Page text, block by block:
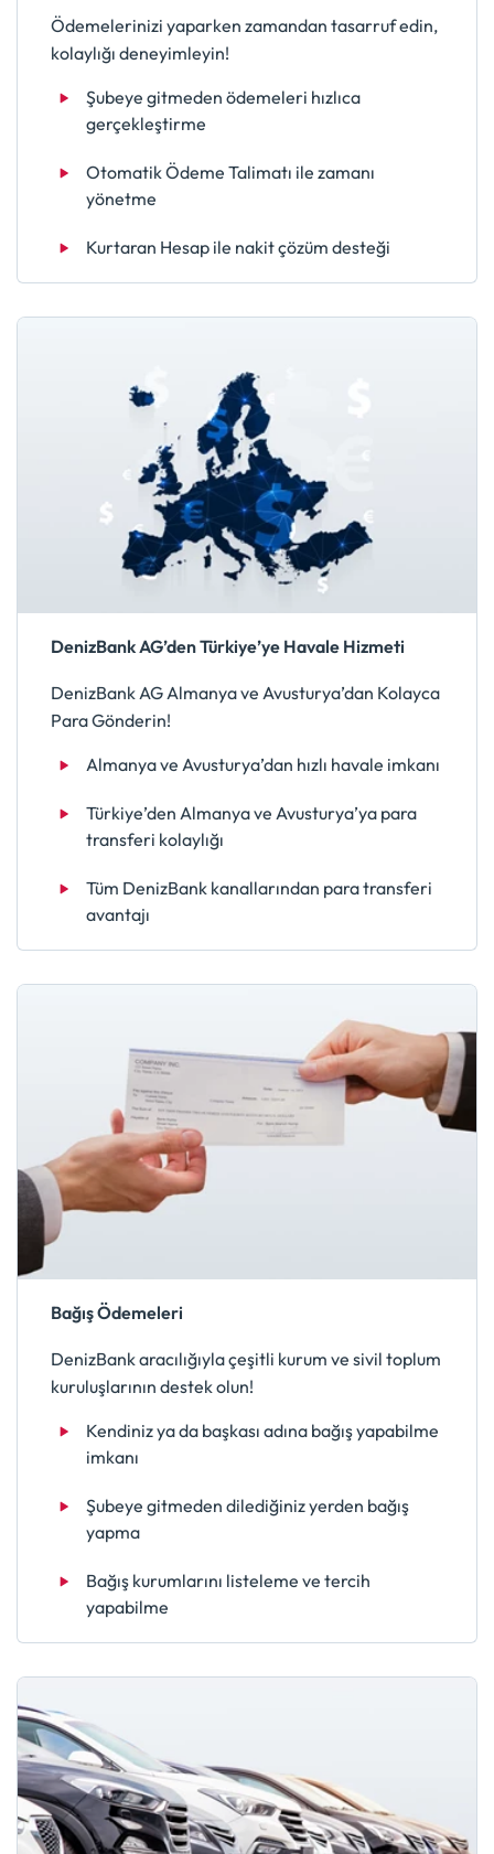
Ödemelerinizi yaparken zamandan tasarruf edin,
kolaylığı deneyimleyin!
Şubeye gitmeden ödemeleri hızlıca
gerçekleştirme
Otomatik Ödeme Talimatı ile zamanı
yönetme
Kurtaran Hesap ile nakit çözüm desteği
DenizBank AG’den Türkiye’ye Havale Hizmeti
DenizBank AG Almanya ve Avusturya’dan Kolayca
Para Gönderin!
Almanya ve Avusturya’dan hızlı havale imkanı
Türkiye’den Almanya ve Avusturya’ya para
transferi kolaylığı
Tüm DenizBank kanallarından para transferi
avantajı
Bağış Ödemeleri
DenizBank aracılığıyla çeşitli kurum ve sivil toplum
kuruluşlarının destek olun!
Kendiniz ya da başkası adına bağış yapabilme
imkanı
Şubeye gitmeden dilediğiniz yerden bağış
yapma
Bağış kurumlarını listeleme ve tercih
yapabilme